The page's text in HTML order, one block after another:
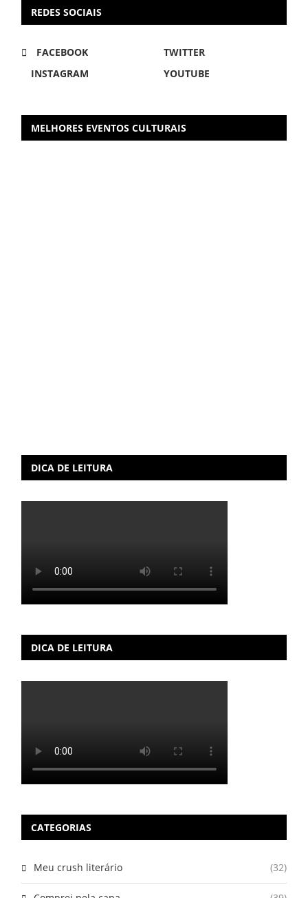
REDES SOCIAIS
FACEBOOK
TWITTER
INSTAGRAM
YOUTUBE
MELHORES EVENTOS CULTURAIS
DICA DE LEITURA
DICA DE LEITURA
CATEGORIAS
Meu crush literário (32)